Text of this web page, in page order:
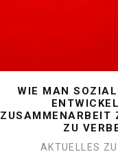
WIE MAN
ZUSAMMENARBEIT
ZU
AKTUELLES